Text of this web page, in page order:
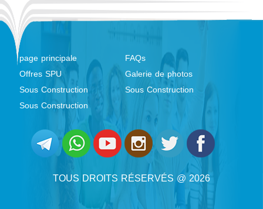
page principale
FAQs
Offres SPU
Galerie de photos
Sous Construction
Sous Construction
Sous Construction
TOUS DROITS RÉSERVÉS @ 2026